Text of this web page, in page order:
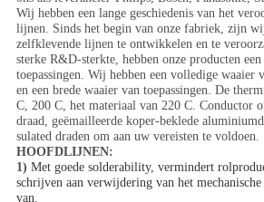
Wij hebben een lange geschiedenis van het
lijnen. Sinds het begin van onze fabriek, zijn
zelfklevende lijnen te ontwikkelen en te
sterke R&D-sterkte, hebben onze producten
toepassingen. Wij hebben een volledige waaier
en een brede waaier van toepassingen. De
C, 200 C, het materiaal van 220 C. Conductor
draad, geëmailleerde koper-beklede
sulated draden om aan uw vereisten te voldoen.
HOOFDLIJNEN:
1) Met goede solderability, vermindert
schrijven aan verwijdering van het
van.